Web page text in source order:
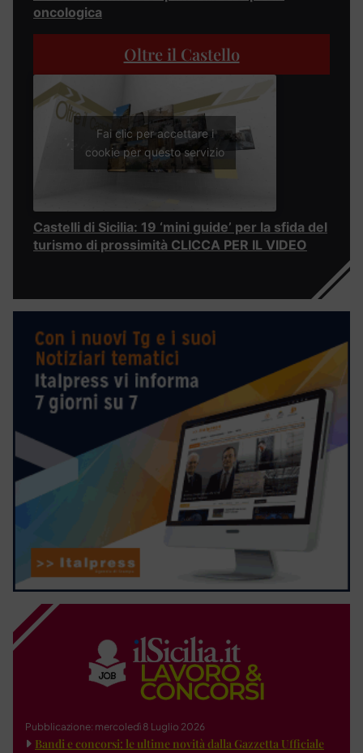
oncologica
Oltre il Castello
Fai clic per accettare i
cookie per questo servizio
Castelli di Sicilia: 19 ‘mini guide’ per la sfida del
turismo di prossimità CLICCA PER IL VIDEO
Pubblicazione: mercoledì 8 Luglio 2026
Bandi e concorsi: le ultime novità dalla Gazzetta Ufficiale